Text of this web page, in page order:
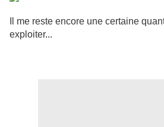
Il me reste encore une certaine
exploiter...